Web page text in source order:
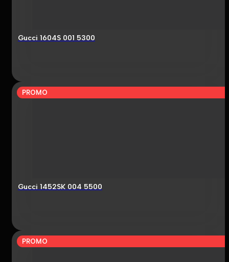
Gucci 1604S 001 5300
PROMO
Gucci 1452SK 004 5500
PROMO